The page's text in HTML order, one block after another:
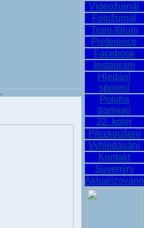
Videožurnál
Fotožurnál
Tram-fórum
Preference
Facebook
Instagram
Hledání
spojení
Poloha
tramvají
22. kolej
Přezkoušení
Vyhledávání
Kontakt
Suvenýry
Aktualizováno